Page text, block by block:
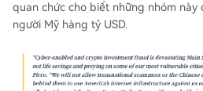
quan chức cho biết những nhóm này
người Mỹ hàng tỷ USD.